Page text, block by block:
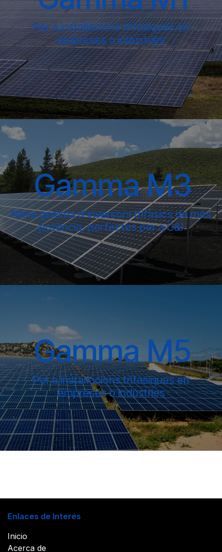
Per a instal·lacions trifàsiques en
empreses o indústries
Gamma M3
Nova gamma d'inversors trifàsics de més
potència, perfectes per a C&I
Gamma M5
Per a instal·lacions trifàsiques en
empreses o indústries
Enlaces de Interés
Inicio
Acerca de